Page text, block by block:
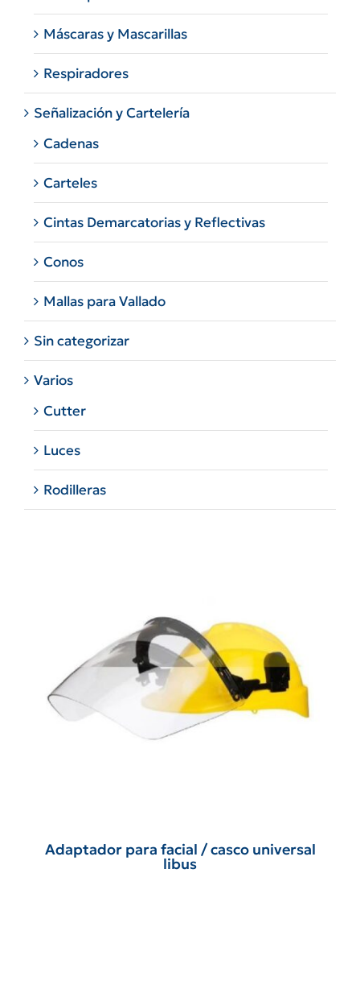
Máscaras y Mascarillas
Respiradores
Señalización y Cartelería
Cadenas
Carteles
Cintas Demarcatorias y Reflectivas
Conos
Mallas para Vallado
Sin categorizar
Varios
Cutter
Luces
Rodilleras
Adaptador para facial / casco universal
libus